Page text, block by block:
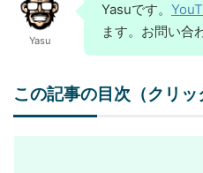
Yasu
Yasuです。
ます。お問い合
この記事の目次（クリッ